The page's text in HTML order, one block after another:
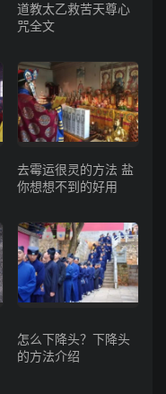
道教太乙救苦天尊心
咒全文
去霉运很灵的方法 盐
你想想不到的好用
怎么下降头？下降头
的方法介绍